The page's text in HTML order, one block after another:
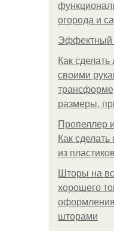
огорода и
Эффектный
Как
своими
размеры,
Пропеллер
Как
из
Шторы на
хорошего
шторами